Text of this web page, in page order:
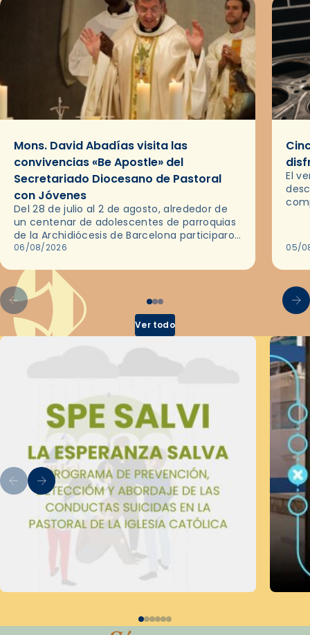
Mons. David Abadías visita las
convivencias «Be Apostle» del
Secretariado Diocesano de Pastoral
con Jóvenes
Del 28 de julio al 2 de agosto, alrededor de
un centenar de adolescentes de parroquias
de la Archidiócesis de Barcelona participaron
en las convivencias Be Apostle, organizadas
06/08/2026
El
05/
Ver todo